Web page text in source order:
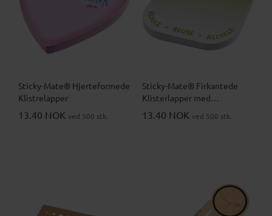
Sticky-Mate® Hjerteformede
Klistrelapper
13.40 NOK ved 500 stk.
Sticky-Mate® Firkantede
Klisterlapper med
Avrundede Hjørner
13.40 NOK ved 500 stk.